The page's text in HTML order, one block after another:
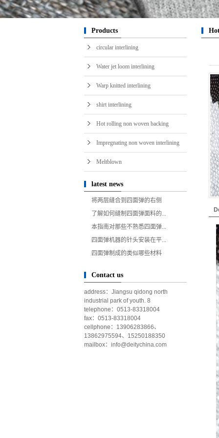
Products
circular interlining
Water jet loom interlining
Warp knitted interlining
shirt interlining
Hot rolling non woven backing
Impregnating non woven interlining
Meltblown
latest news
将两层缝合到四面弹的右侧
了解如何缝制四面弹面料的...
本指南对那些不熟悉四面弹...
四面弹机器的针头安装在平...
四面弹制成的类似哪些材料
Contact us
address：Jiangsu qidong north
industrial park of youth. 8
telephone ：0513-83318004
fax：0513-83318004
cellphone ：13906283866、
13862975594、15250188350
mailbox： info@deitychina.com